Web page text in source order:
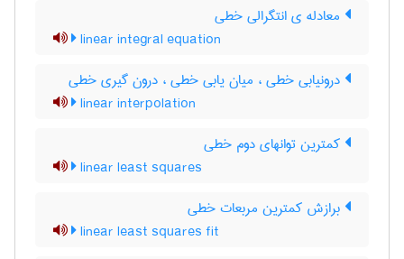
معادله ی انتگرالی خطی
linear integral equation
درونیابی خطی ، میان یابی خطی ، درون گیری خطی
linear interpolation
کمترین توانهای دوم خطی
linear least squares
برازش کمترین مربعات خطی
linear least squares fit